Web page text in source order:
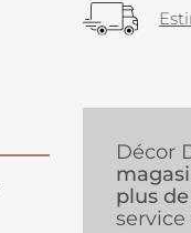
Décor
plus
service